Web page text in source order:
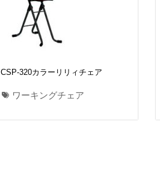
CSP-320カラーリリィチェア
ワーキングチェア